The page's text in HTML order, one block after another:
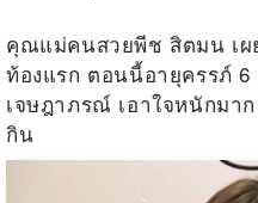
คุณแม่คนสวยพีช สิตมน เผ
ท้องแรก ตอนนี้อายุครรภ์
เจษฎาภรณ์ เอาใจหนักมา
กิน